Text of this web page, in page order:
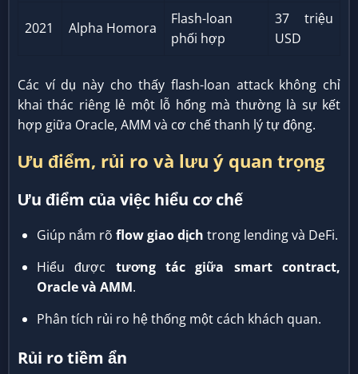
2021 Alpha Homora
Flash-loan
phối hợp
37 triệu
USD
Các ví dụ này cho thấy flash-loan attack không chỉ
khai thác riêng lẻ một lỗ hổng mà thường là sự kết
hợp giữa Oracle, AMM và cơ chế thanh lý tự động.
Ưu điểm, rủi ro và lưu ý quan trọng
Ưu điểm của việc hiểu cơ chế
Giúp nắm rõ flow giao dịch trong lending và DeFi.
Hiểu được tương tác giữa smart contract,
Oracle và AMM.
Phân tích rủi ro hệ thống một cách khách quan.
Rủi ro tiềm ẩn